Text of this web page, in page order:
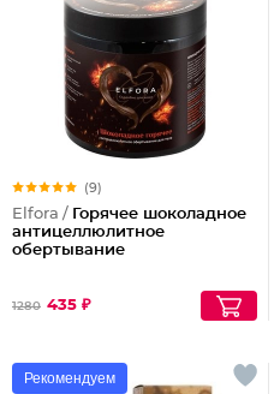
(9)
Elfora / Горячее шоколадное
антицеллюлитное
обертывание
1280 435 ₽
Рекомендуем